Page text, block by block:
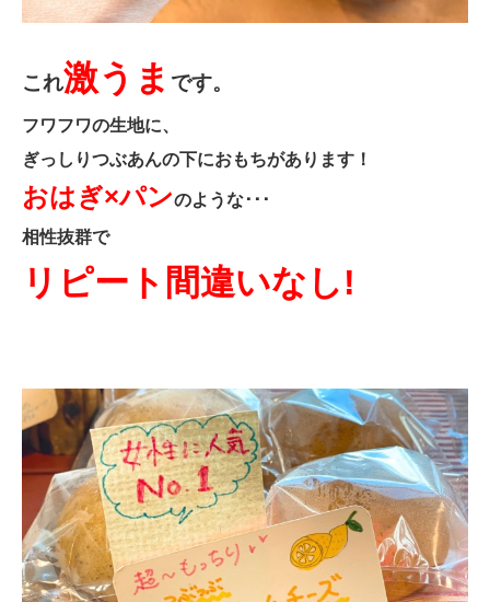
これ激うま です。
フワフワの生地に、
ぎっしりつぶあんの下におもちがあります！
おはぎ×パンのような･･･
相性抜群で
リピート間違いなし!